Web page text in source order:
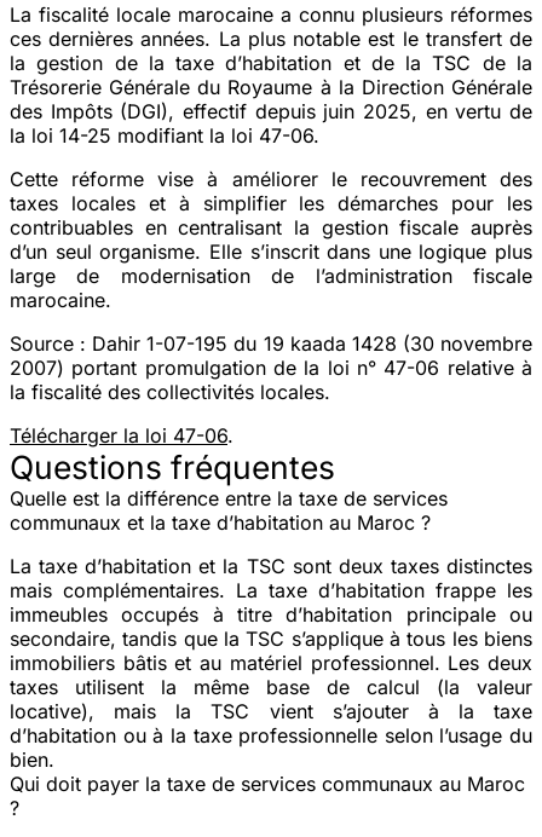
La fiscalité locale marocaine a connu plusieurs réformes
ces dernières années. La plus notable est le transfert de
la gestion de la taxe d’habitation et de la TSC de la
Trésorerie Générale du Royaume à la Direction Générale
des Impôts (DGI), effectif depuis juin 2025, en vertu de
la loi 14-25 modifiant la loi 47-06.
Cette réforme vise à améliorer le recouvrement des
taxes locales et à simplifier les démarches pour les
contribuables en centralisant la gestion fiscale auprès
d’un seul organisme. Elle s’inscrit dans une logique plus
large de modernisation de l’administration fiscale
marocaine.
Source : Dahir 1-07-195 du 19 kaada 1428 (30 novembre
2007) portant promulgation de la loi n° 47-06 relative à
la fiscalité des collectivités locales.
Télécharger la loi 47-06.
Questions fréquentes
Quelle est la différence entre la taxe de services
communaux et la taxe d’habitation au Maroc ?
La taxe d’habitation et la TSC sont deux taxes distinctes
mais complémentaires. La taxe d’habitation frappe les
immeubles occupés à titre d’habitation principale ou
secondaire, tandis que la TSC s’applique à tous les biens
immobiliers bâtis et au matériel professionnel. Les deux
taxes utilisent la même base de calcul (la valeur
locative), mais la TSC vient s’ajouter à la taxe
d’habitation ou à la taxe professionnelle selon l’usage du
bien.
Qui doit payer la taxe de services communaux au Maroc
?